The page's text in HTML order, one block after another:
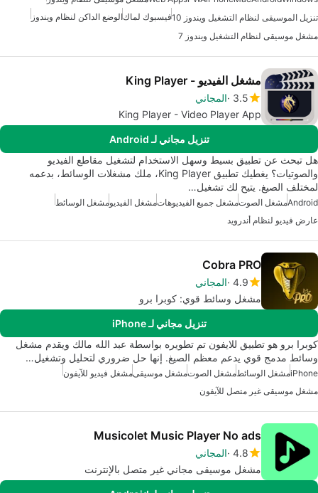
تنزيل الموسيقى لنظام التشغيل ويندوز 10
فيسبوك لماكالوضع الداكن لنظام ويندوز
مشغل موسيقى لنظام التشغيل ويندوز 7
مشغل الفيديو - King Player
3.5 المجاني
King Player - Video Player App
تنزيل مجاني لـ Android
هل تبحث عن تطبيق بسيط وسهل الاستخدام لتشغيل مقاطع الفيديو
والصوتيات؟ يغطيك تطبيق King Player، ملك مشغلات الوسائط، بدعمه
لمختلف الصيغ. يتيح لك تشغيل…
Androidمشغل الصوتمشغل جميع الفيديوهاتمشغل الفيديومشغل الوسائط
عارض فيديو لنظام أندرويد
Cobra PRO
4.9 المجاني
مشغل وسائط قوي: كوبرا برو
تنزيل مجاني لـ iPhone
كوبرا برو هو تطبيق للايفون تم تطويره بواسطة عبد الله مالك ويقدم مشغل
وسائط مدمج قوي يدعم معظم الصيغ. إنها حل ضروري لتحليل وتشغيل…
iPhoneمشغل الوسائطمشغل الصوتمشغل موسيقىمشغل فيديو للآيفون
مشغل موسيقى غير متصل للآيفون
Musicolet Music Player No ads
4.8 المجاني
مشغل موسيقى مجاني غير متصل بالإنترنت